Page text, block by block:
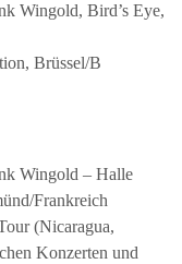
Wingold, Bird’s Eye,
Brüssel/B
Wingold – Halle
Frankreich
(Nicaragua,
Konzerten und